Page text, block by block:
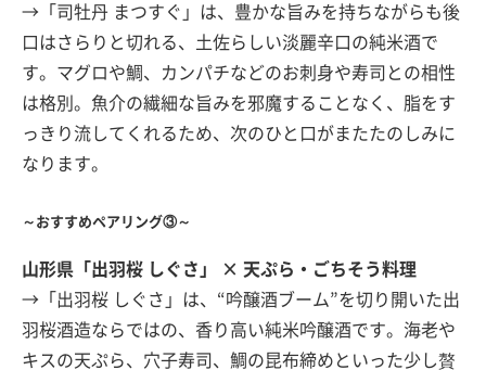
→「司牡丹 まつすぐ」は、豊かな旨みを持ちながらも後
口はさらりと切れる、土佐らしい淡麗辛口の純米酒で
す。マグロや鯛、カンパチなどのお刺身や寿司との相性
は格別。魚介の繊細な旨みを邪魔することなく、脂をす
っきり流してくれるため、次のひと口がまたたのしみに
なります。
～おすすめペアリング③～
山形県「出羽桜 しぐさ」 × 天ぷら・ごちそう料理
→「出羽桜 しぐさ」は、“吟醸酒ブーム”を切り開いた出
羽桜酒造ならではの、香り高い純米吟醸酒です。海老や
キスの天ぷら、穴子寿司、鯛の昆布締めといった少し贅